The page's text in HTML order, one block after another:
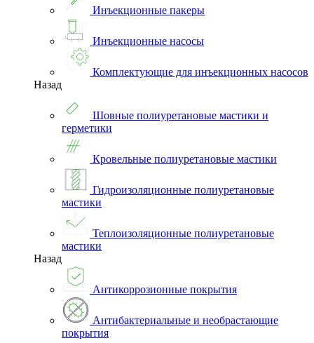
Инъекционные пакеры
Инъекционные насосы
Комплектующие для инъекционных насосов
Назад
Шовные полиуретановые мастики и
герметики
Кровельные полиуретановые мастики
Гидроизоляционные полиуретановые
мастики
Теплоизоляционные полиуретановые
мастики
Назад
Антикоррозионные покрытия
Антибактериальные и необрастающие
покрытия